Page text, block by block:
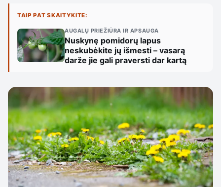
TAIP PAT SKAITYKITE:
AUGALŲ PRIEŽIŪRA IR APSAUGA
Nuskynę pomidorų lapus
neskubėkite jų išmesti – vasarą
darže jie gali praversti dar kartą